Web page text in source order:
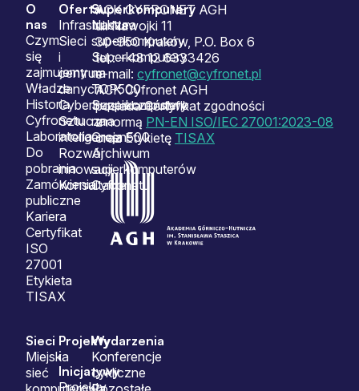
Sitemap
O
nas
Czym
się
zajmujemy
Władze
Historia
Cyfronetu
Laboratoria
Do
pobrania
Zamówienia
publiczne
Kariera
Certyfikat
ISO
27001
Etykieta
TISAX
Oferta
Infrastruktura
Sieci
i
centrum
danych
Cyberbezpieczeństwo
Sztuczna
inteligencja
Rozwój
innowacji
Konsultacje
Superkomputery
Nasze
superkomputery
Superkomputery
na
TOP500
Superkomputery
na
Green500
Archiwum
superkomputerów
Cyfronetu
Sieci
Miejska
sieć
Projekty
i
Inicjatywy
Projekty
Wydarzenia
Konferencje
cykliczne
ACK CYFRONET AGH
ul. Nawojki 11
30-950 Kraków, P.O. Box 6
tel.: +48 12 6333426
e-mail: cyfronet@cyfronet.pl
ACK Cyfronet AGH
posiada Certyfikat zgodności
z normą PN-EN ISO/IEC 27001:2023-08
oraz Etykietę TISAX